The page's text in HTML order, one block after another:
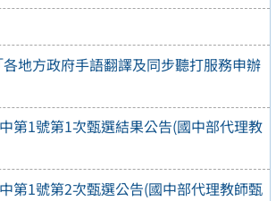
地方政府手語翻譯及同步聽打服務申辦
第1號第1次甄選結果公告(國中部代理教
第1號第2次甄選公告(國中部代理教師甄